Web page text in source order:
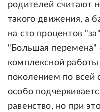
родителей считают
такого движения, а
на сто процентов
"Большая перемена"
комплексной
поколением по всей
особо
равенство, но при